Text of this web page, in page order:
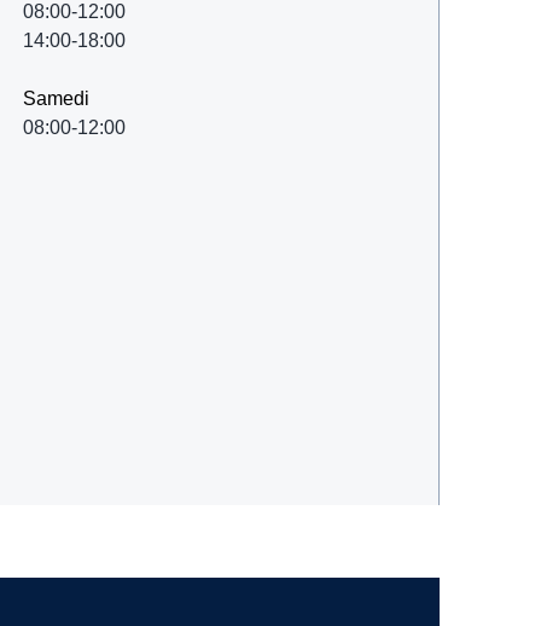
08:00-12:00
14:00-18:00
Samedi
08:00-12:00